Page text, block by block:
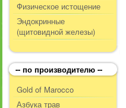
Физическое истощение
Эндокринные
(щитовидной железы)
-- по производителю --
Gold of Marocco
Азбука трав